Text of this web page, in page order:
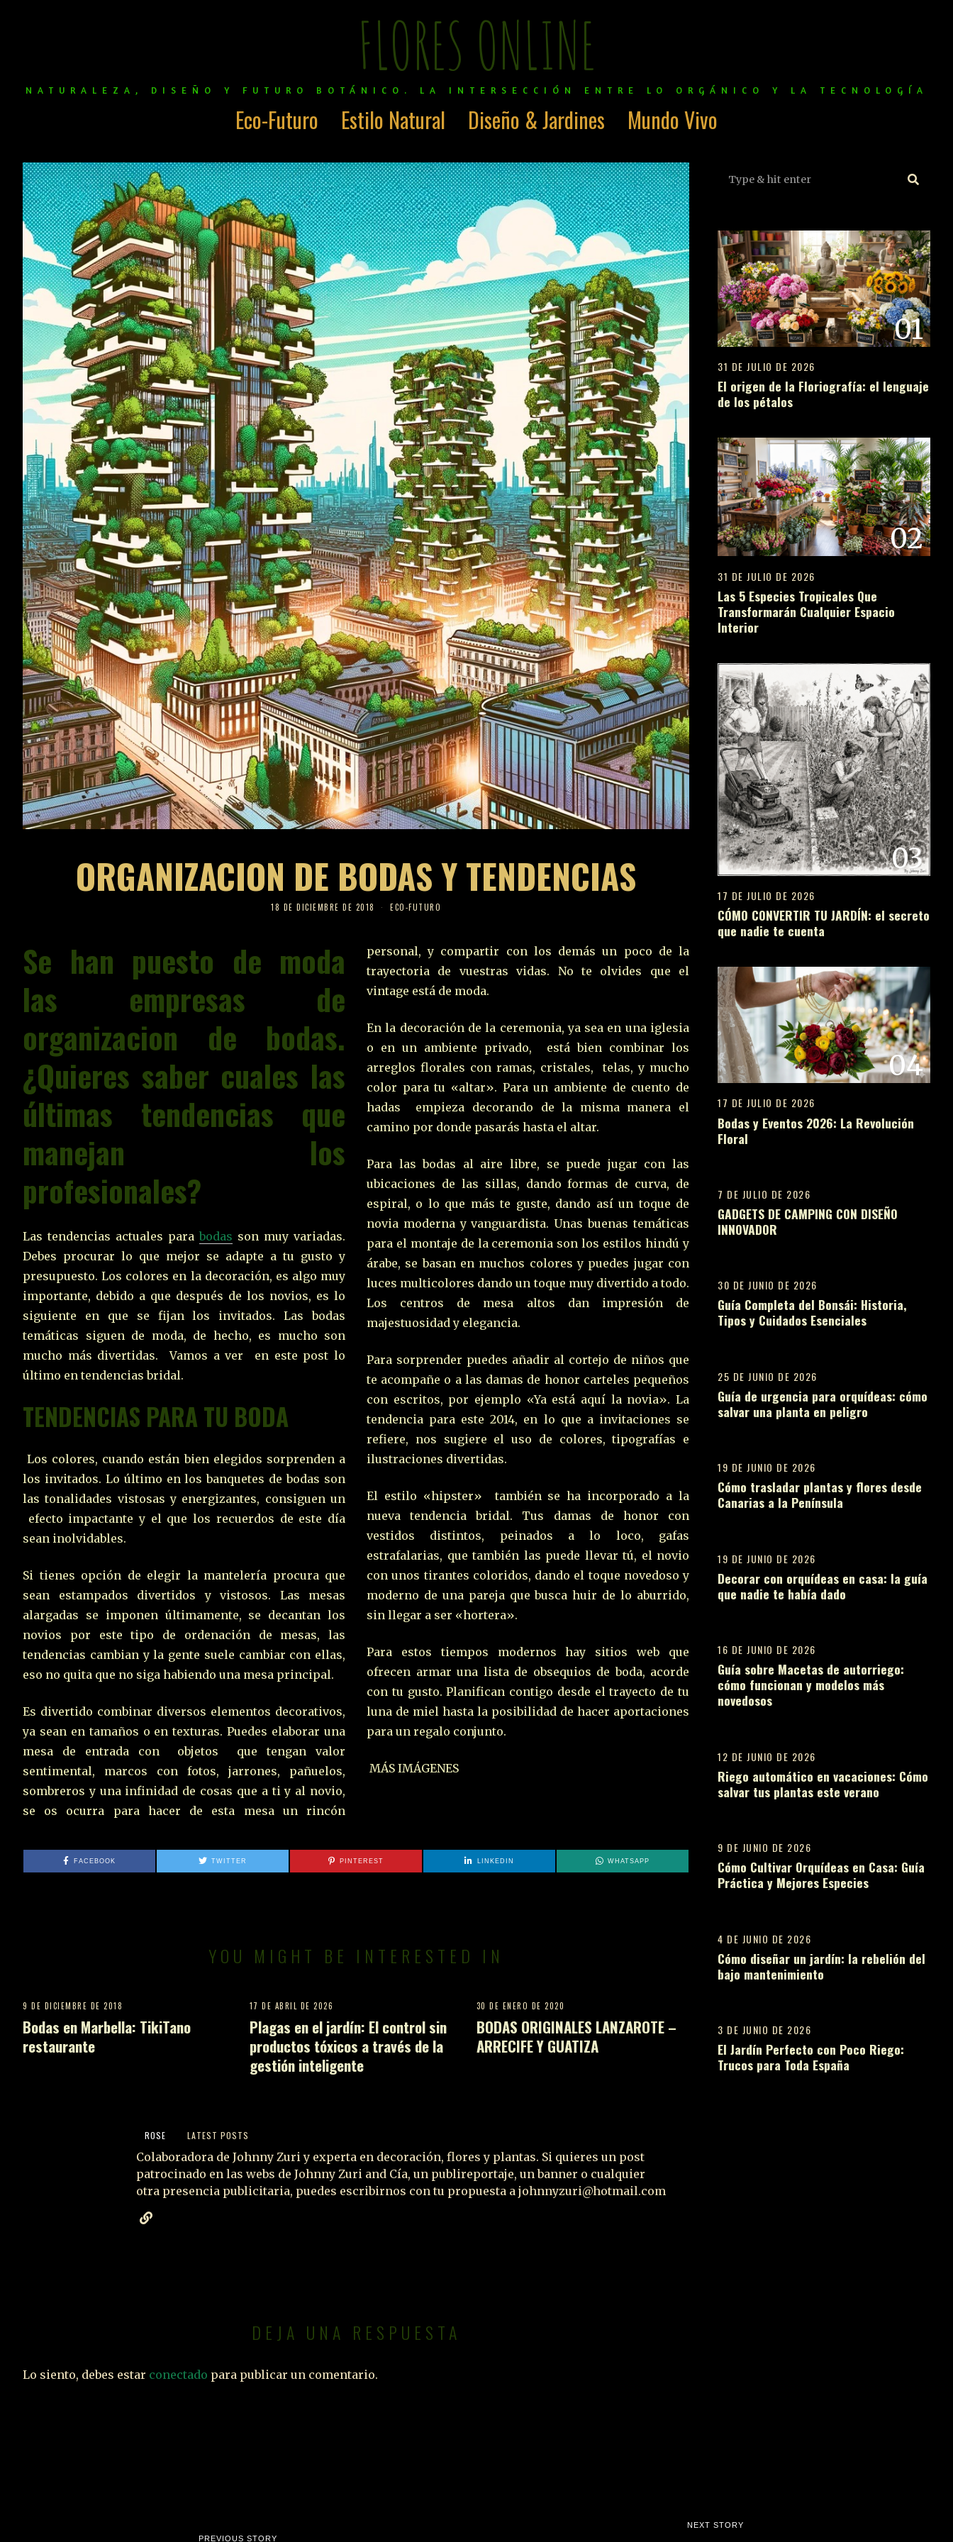
FLORES ONLINE
NATURALEZA, DISEÑO Y FUTURO BOTÁNICO. LA INTERSECCIÓN ENTRE LO ORGÁNICO Y LA TECNOLOGÍA
Eco-Futuro Estilo Natural Diseño & Jardines Mundo Vivo
ORGANIZACION DE BODAS Y TENDENCIAS
18 DE DICIEMBRE DE 2018 ECO-FUTURO
Se han puesto de moda
las empresas de
organizacion de bodas.
¿Quieres saber cuales las
últimas tendencias que
manejan los
profesionales?
Las tendencias actuales para bodas son muy variadas.
Debes procurar lo que mejor se adapte a tu gusto y
presupuesto. Los colores en la decoración, es algo muy
importante, debido a que después de los novios, es lo
siguiente en que se fijan los invitados. Las bodas
temáticas siguen de moda, de hecho, es mucho son
mucho más divertidas. Vamos a ver en este post lo
último en tendencias bridal.
TENDENCIAS PARA TU BODA
Los colores, cuando están bien elegidos sorprenden a
los invitados. Lo último en los banquetes de bodas son
las tonalidades vistosas y energizantes, consiguen un
efecto impactante y el que los recuerdos de este día
sean inolvidables.
Si tienes opción de elegir la mantelería procura que
sean estampados divertidos y vistosos. Las mesas
alargadas se imponen últimamente, se decantan los
novios por este tipo de ordenación de mesas, las
tendencias cambian y la gente suele cambiar con ellas,
eso no quita que no siga habiendo una mesa principal.
Es divertido combinar diversos elementos decorativos,
ya sean en tamaños o en texturas. Puedes elaborar una
mesa de entrada con objetos que tengan valor
sentimental, marcos con fotos, jarrones, pañuelos,
sombreros y una infinidad de cosas que a ti y al novio,
se os ocurra para hacer de esta mesa un rincón
personal, y compartir con los demás un poco de la
trayectoria de vuestras vidas. No te olvides que el
vintage está de moda.
En la decoración de la ceremonia, ya sea en una iglesia
o en un ambiente privado, está bien combinar los
arreglos florales con ramas, cristales, telas, y mucho
color para tu «altar». Para un ambiente de cuento de
hadas empieza decorando de la misma manera el
camino por donde pasarás hasta el altar.
Para las bodas al aire libre, se puede jugar con las
ubicaciones de las sillas, dando formas de curva, de
espiral, o lo que más te guste, dando así un toque de
novia moderna y vanguardista. Unas buenas temáticas
para el montaje de la ceremonia son los estilos hindú y
árabe, se basan en muchos colores y puedes jugar con
luces multicolores dando un toque muy divertido a todo.
Los centros de mesa altos dan impresión de
majestuosidad y elegancia.
Para sorprender puedes añadir al cortejo de niños que
te acompañe o a las damas de honor carteles pequeños
con escritos, por ejemplo «Ya está aquí la novia». La
tendencia para este 2014, en lo que a invitaciones se
refiere, nos sugiere el uso de colores, tipografías e
ilustraciones divertidas.
El estilo «hipster» también se ha incorporado a la
nueva tendencia bridal. Tus damas de honor con
vestidos distintos, peinados a lo loco, gafas
estrafalarias, que también las puede llevar tú, el novio
con unos tirantes coloridos, dando el toque novedoso y
moderno de una pareja que busca huir de lo aburrido,
sin llegar a ser «hortera».
Para estos tiempos modernos hay sitios web que
ofrecen armar una lista de obsequios de boda, acorde
con tu gusto. Planifican contigo desde el trayecto de tu
luna de miel hasta la posibilidad de hacer aportaciones
para un regalo conjunto.
MÁS IMÁGENES
FACEBOOK TWITTER PINTEREST LINKEDIN WHATSAPP
YOU MIGHT BE INTERESTED IN
9 DE DICIEMBRE DE 2018
Bodas en Marbella: TikiTano
restaurante
17 DE ABRIL DE 2026
Plagas en el jardín: El control sin
productos tóxicos a través de la
gestión inteligente
30 DE ENERO DE 2020
BODAS ORIGINALES LANZAROTE –
ARRECIFE Y GUATIZA
ROSE LATEST POSTS
Colaboradora de Johnny Zuri y experta en decoración, flores y plantas. Si quieres un post
patrocinado en las webs de Johnny Zuri and Cía, un publireportaje, un banner o cualquier
otra presencia publicitaria, puedes escribirnos con tu propuesta a johnnyzuri@hotmail.com
DEJA UNA RESPUESTA
Lo siento, debes estar conectado para publicar un comentario.
01
31 DE JULIO DE 2026
El origen de la Floriografía: el lenguaje
de los pétalos
02
31 DE JULIO DE 2026
Las 5 Especies Tropicales Que
Transformarán Cualquier Espacio
Interior
03
17 DE JULIO DE 2026
CÓMO CONVERTIR TU JARDÍN: el secreto
que nadie te cuenta
04
17 DE JULIO DE 2026
Bodas y Eventos 2026: La Revolución
Floral
7 DE JULIO DE 2026
GADGETS DE CAMPING CON DISEÑO
INNOVADOR
30 DE JUNIO DE 2026
Guía Completa del Bonsái: Historia,
Tipos y Cuidados Esenciales
25 DE JUNIO DE 2026
Guía de urgencia para orquídeas: cómo
salvar una planta en peligro
19 DE JUNIO DE 2026
Cómo trasladar plantas y flores desde
Canarias a la Península
19 DE JUNIO DE 2026
Decorar con orquídeas en casa: la guía
que nadie te había dado
16 DE JUNIO DE 2026
Guía sobre Macetas de autorriego:
cómo funcionan y modelos más
novedosos
12 DE JUNIO DE 2026
Riego automático en vacaciones: Cómo
salvar tus plantas este verano
9 DE JUNIO DE 2026
Cómo Cultivar Orquídeas en Casa: Guía
Práctica y Mejores Especies
4 DE JUNIO DE 2026
Cómo diseñar un jardín: la rebelión del
bajo mantenimiento
3 DE JUNIO DE 2026
El Jardín Perfecto con Poco Riego:
Trucos para Toda España
PREVIOUS STORY
NEXT STORY